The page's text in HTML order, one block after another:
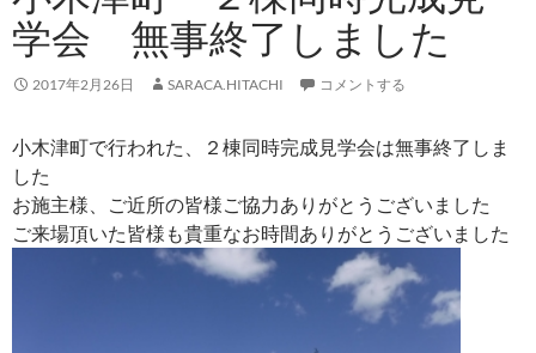
学会 無事終了しました
2017年2月26日 SARACA.HITACHI コメントする
小木津町で行われた、２棟同時完成見学会は無事終了しま
した
お施主様、ご近所の皆様ご協力ありがとうございました
ご来場頂いた皆様も貴重なお時間ありがとうございました